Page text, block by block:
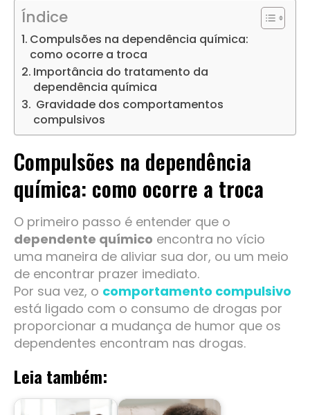
Índice
Compulsões na dependência química:
como ocorre a troca
Importância do tratamento da
dependência química
Gravidade dos comportamentos
compulsivos
Compulsões na dependência
química: como ocorre a troca
O primeiro passo é entender que o
dependente químico encontra no vício
uma maneira de aliviar sua dor, ou um meio
de encontrar prazer imediato.
Por sua vez, o comportamento compulsivo
está ligado com o consumo de drogas por
proporcionar a mudança de humor que os
dependentes encontram nas drogas.
Leia também: